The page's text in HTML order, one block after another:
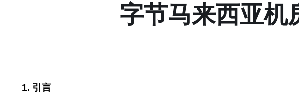
字节马来西亚机
1. 引言